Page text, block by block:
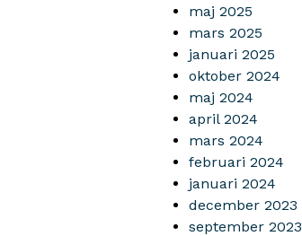
maj 2025
mars 2025
januari 2025
oktober 2024
maj 2024
april 2024
mars 2024
februari 2024
januari 2024
december 2023
september 2023